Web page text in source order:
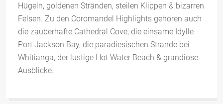
Hügeln, goldenen Stränden, steilen Klippen & bizarren
Felsen. Zu den Coromandel Highlights gehören auch
die zauberhafte Cathedral Cove, die einsame Idylle
Port Jackson Bay, die paradiesischen Strände bei
Whitianga, der lustige Hot Water Beach & grandiose
Ausblicke.